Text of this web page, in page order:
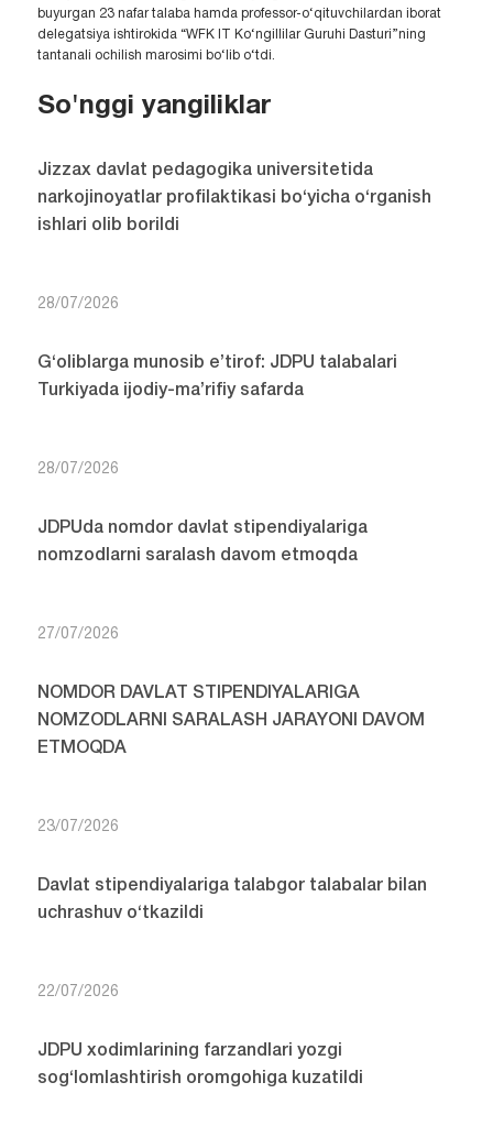
buyurgan 23 nafar talaba hamda professor-o‘qituvchilardan iborat
delegatsiya ishtirokida “WFK IT Ko‘ngillilar Guruhi Dasturi”ning
tantanali ochilish marosimi bo‘lib o‘tdi.
So'nggi yangiliklar
Jizzax davlat pedagogika universitetida
narkojinoyatlar profilaktikasi bo‘yicha o‘rganish
ishlari olib borildi
28/07/2026
G‘oliblarga munosib e’tirof: JDPU talabalari
Turkiyada ijodiy-ma’rifiy safarda
28/07/2026
JDPUda nomdor davlat stipendiyalariga
nomzodlarni saralash davom etmoqda
27/07/2026
NOMDOR DAVLAT STIPENDIYALARIGA
NOMZODLARNI SARALASH JARAYONI DAVOM
ETMOQDA
23/07/2026
Davlat stipendiyalariga talabgor talabalar bilan
uchrashuv o‘tkazildi
22/07/2026
JDPU xodimlarining farzandlari yozgi
sog‘lomlashtirish oromgohiga kuzatildi